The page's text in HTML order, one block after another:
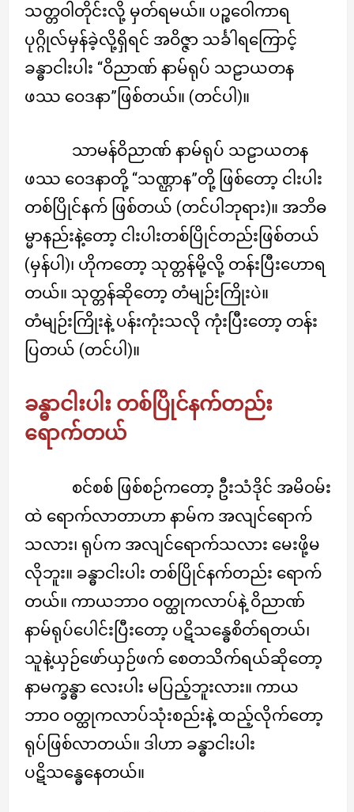
သတ္တဝါတိုင်းလို့ မှတ်ရမယ်။ ပဉ္စဝေါကာရ
ပုဂ္ဂိုလ်မှန်ခဲ့လို့ရှိရင် အဝိဇ္ဇာ သင်္ခါရကြောင့်
ခန္ဓာငါးပါး “ဝိညာဏ် နာမ်ရုပ် သဠာယတန
ဖဿ ဝေဒနာ”ဖြစ်တယ်။ (တင်ပါ)။
သာမန်ဝိညာဏ် နာမ်ရုပ် သဠာယတန
ဖဿ ဝေဒနာတို့ “သဏ္ဌာန”တို့ ဖြစ်တော့ ငါးပါး
တစ်ပြိုင်နက် ဖြစ်တယ် (တင်ပါဘုရား)။ အဘိဓ
မ္မာနည်းနဲ့တော့ ငါးပါးတစ်ပြိုင်တည်းဖြစ်တယ်
(မှန်ပါ)၊ ဟိုကတော့ သုတ္တန်မို့လို့ တန်းပြီးဟောရ
တယ်။ သုတ္တန်ဆိုတော့ တံမျဉ်းကြိုးပဲ။
တံမျဉ်းကြိုးနဲ့ ပန်းကုံးသလို ကုံးပြီးတော့ တန်း
ပြတယ် (တင်ပါ)။
ခန္ဓာငါးပါး တစ်ပြိုင်နက်တည်း
ရောက်တယ်
စင်စစ် ဖြစ်စဉ်ကတော့ ဦးသံဒိုင် အမိဝမ်း
ထဲ ရောက်လာတာဟာ နာမ်က အလျင်ရောက်
သလား၊ ရုပ်က အလျင်ရောက်သလား မေးဖို့မ
လိုဘူး။ ခန္ဓာငါးပါး တစ်ပြိုင်နက်တည်း ရောက်
တယ်။ ကာယဘာဝ ဝတ္ထုကလာပ်နဲ့ ဝိညာဏ်
နာမ်ရုပ်ပေါင်းပြီးတော့ ပဋိသန္ဓေစိတ်ရတယ်၊
သူနဲ့ယှဉ်ဖော်ယှဉ်ဖက် စေတသိက်ရယ်ဆိုတော့
နာမက္ခန္ဓာ လေးပါး မပြည့်ဘူးလား။ ကာယ
ဘာဝ ဝတ္ထုကလာပ်သုံးစည်းနဲ့ ထည့်လိုက်တော့
ရုပ်ဖြစ်လာတယ်။ ဒါဟာ ခန္ဓာငါးပါး
ပဋိသန္ဓေနေတယ်။